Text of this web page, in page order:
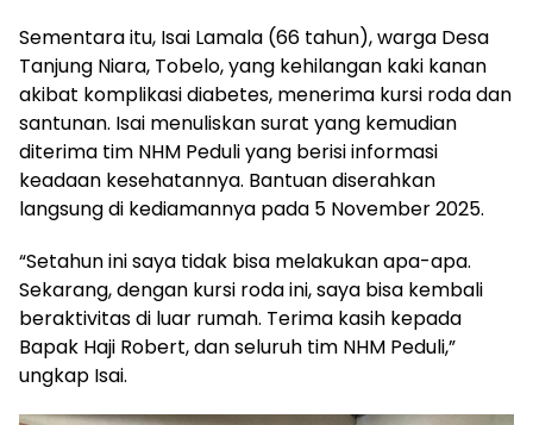
Sementara itu, Isai Lamala (66 tahun), warga Desa
Tanjung Niara, Tobelo, yang kehilangan kaki kanan
akibat komplikasi diabetes, menerima kursi roda dan
santunan. Isai menuliskan surat yang kemudian
diterima tim NHM Peduli yang berisi informasi
keadaan kesehatannya. Bantuan diserahkan
langsung di kediamannya pada 5 November 2025.
“Setahun ini saya tidak bisa melakukan apa-apa.
Sekarang, dengan kursi roda ini, saya bisa kembali
beraktivitas di luar rumah. Terima kasih kepada
Bapak Haji Robert, dan seluruh tim NHM Peduli,”
ungkap Isai.